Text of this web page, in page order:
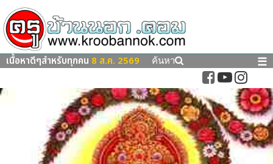
เนื้อหาดีๆสำหรับทุกคน 8 ส.ค. 2569 ค้นหา ☰